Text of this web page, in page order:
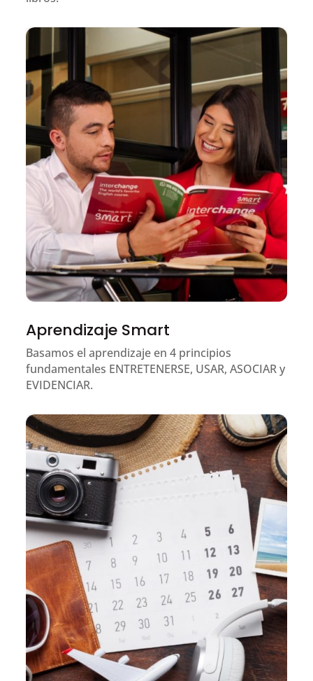
Aprendizaje Smart
Basamos el aprendizaje en 4 principios
fundamentales ENTRETENERSE, USAR, ASOCIAR y
EVIDENCIAR.